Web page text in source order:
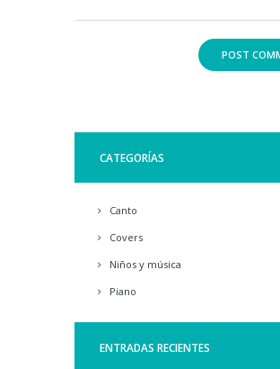
CATEGORÍAS
Canto
Covers
Niños y música
Piano
ENTRADAS RECIENTES